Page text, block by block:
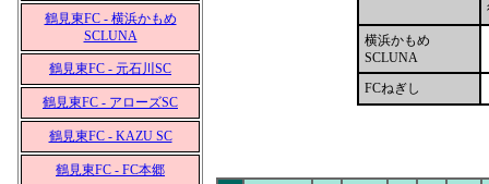
鶴見東FC - 横浜かもめ
SCLUNA
鶴見東FC - 元石川SC
鶴見東FC - アローズSC
鶴見東FC - KAZU SC
鶴見東FC - FC本郷
横浜かもめ
SCLUNA
FCねぎし